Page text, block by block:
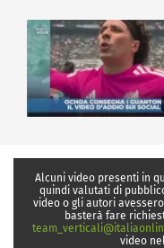
Alcuni video presenti in
quindi valutati di
video o gli autori
basterà fare
video